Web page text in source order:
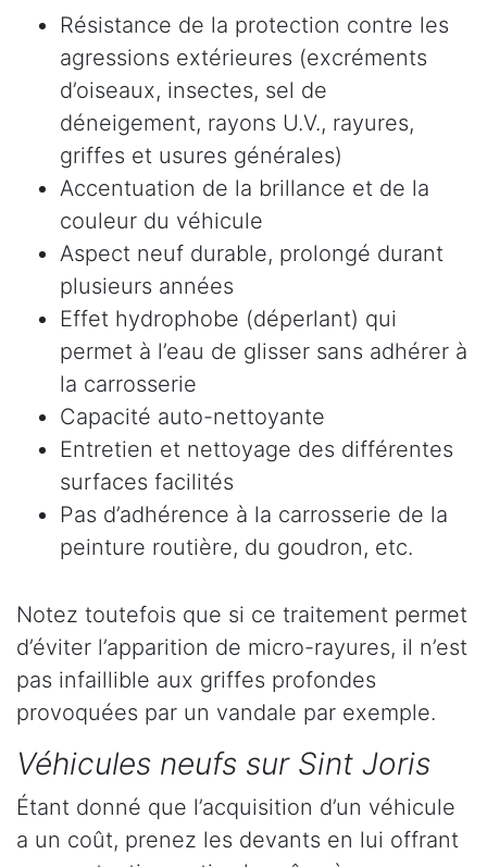
Résistance de la protection contre les
agressions extérieures (excréments
d’oiseaux, insectes, sel de
déneigement, rayons U.V., rayures,
griffes et usures générales)
Accentuation de la brillance et de la
couleur du véhicule
Aspect neuf durable, prolongé durant
plusieurs années
Effet hydrophobe (déperlant) qui
permet à l’eau de glisser sans adhérer à
la carrosserie
Capacité auto-nettoyante
Entretien et nettoyage des différentes
surfaces facilités
Pas d’adhérence à la carrosserie de la
peinture routière, du goudron, etc.
Notez toutefois que si ce traitement permet
d’éviter l’apparition de micro-rayures, il n’est
pas infaillible aux griffes profondes
provoquées par un vandale par exemple.
Véhicules neufs sur Sint Joris
Étant donné que l’acquisition d’un véhicule
a un coût, prenez les devants en lui offrant